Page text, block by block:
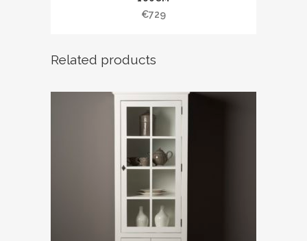
€729
Related products